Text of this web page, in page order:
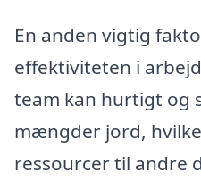
En anden vigtig
effektiviteten i
team kan hurtigt og
mængder jord,
ressourcer til andre